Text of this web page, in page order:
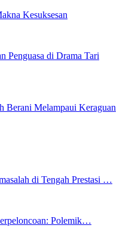
Kesuksesan
Penguasa di Drama Tari
Berani Melampaui Keraguan
di Tengah Prestasi …
Polemik…